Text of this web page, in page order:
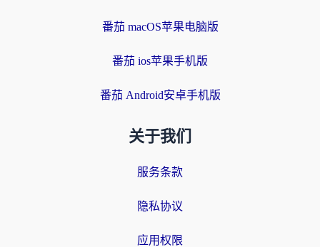
番茄 macOS苹果电脑版
番茄 ios苹果手机版
番茄 Android安卓手机版
关于我们
服务条款
隐私协议
应用权限